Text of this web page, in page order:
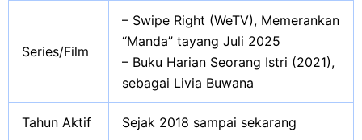
Series/Film
– Swipe Right (WeTV), Memerankan
“Manda” tayang Juli 2025
– Buku Harian Seorang Istri (2021),
sebagai Livia Buwana
Tahun Aktif Sejak 2018 sampai sekarang